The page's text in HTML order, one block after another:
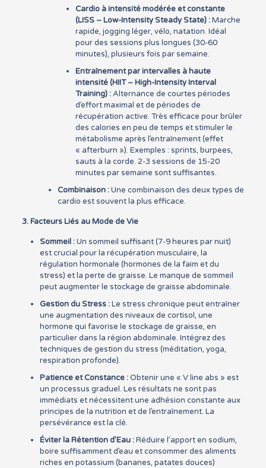
Cardio à intensité modérée et constante
(LISS – Low-Intensity Steady State) :Marche
rapide, jogging léger, vélo, natation. Idéal
pour des sessions plus longues (30-60
minutes), plusieurs fois par semaine.
Entraînement par intervalles à haute
intensité (HIIT – High-Intensity Interval
Training) :Alternance de courtes périodes
d’effort maximal et de périodes de
récupération active. Très efficace pour brûler
des calories en peu de temps et stimuler le
métabolisme après l’entraînement (effet
« afterburn »). Exemples : sprints, burpees,
sauts à la corde. 2-3 sessions de 15-20
minutes par semaine sont suffisantes.
Combinaison :Une combinaison des deux types de
cardio est souvent la plus efficace.
3. Facteurs Liés au Mode de Vie
Sommeil :Un sommeil suffisant (7-9 heures par nuit)
est crucial pour la récupération musculaire, la
régulation hormonale (hormones de la faim et du
stress) et la perte de graisse. Le manque de sommeil
peut augmenter le stockage de graisse abdominale.
Gestion du Stress :Le stress chronique peut entraîner
une augmentation des niveaux de cortisol, une
hormone qui favorise le stockage de graisse, en
particulier dans la région abdominale. Intégrez des
techniques de gestion du stress (méditation, yoga,
respiration profonde).
Patience et Constance :Obtenir une « V line abs » est
un processus graduel. Les résultats ne sont pas
immédiats et nécessitent une adhésion constante aux
principes de la nutrition et de l’entraînement. La
persévérance est la clé.
Éviter la Rétention d’Eau :Réduire l’apport en sodium,
boire suffisamment d’eau et consommer des aliments
riches en potassium (bananes, patates douces)